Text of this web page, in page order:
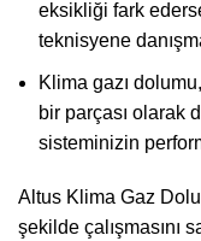
eksikliği fark
teknisyene
Klima gazı
bir parçası olarak
sisteminizin
Altus Klima Gaz
şekilde çalışmasını